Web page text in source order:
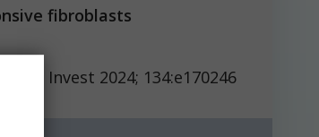
fibroblasts
J Clin Invest 2024; 134:e170246